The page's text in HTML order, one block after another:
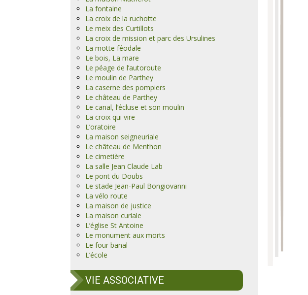
La fontaine
La croix de la ruchotte
Le meix des Curtillots
La croix de mission et parc des Ursulines
La motte féodale
Le bois, La mare
Le péage de l’autoroute
Le moulin de Parthey
La caserne des pompiers
Le château de Parthey
Le canal, l’écluse et son moulin
La croix qui vire
L’oratoire
La maison seigneuriale
Le château de Menthon
Le cimetière
La salle Jean Claude Lab
Le pont du Doubs
Le stade Jean-Paul Bongiovanni
La vélo route
La maison de justice
La maison curiale
L’église St Antoine
Le monument aux morts
Le four banal
L’école
VIE ASSOCIATIVE